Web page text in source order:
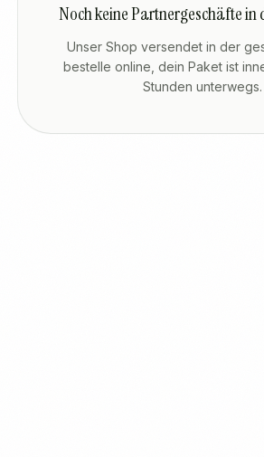
Noch keine Partnergeschäfte
Unser Shop versendet in der
bestelle online, dein Paket ist
Stunden unterwegs.